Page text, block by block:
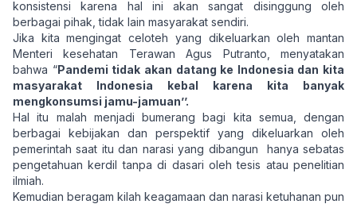
konsistensi karena hal ini akan sangat disinggung oleh
berbagai pihak, tidak lain masyarakat sendiri.
Jika kita mengingat celoteh yang dikeluarkan oleh mantan
Menteri kesehatan Terawan Agus Putranto, menyatakan
bahwa “Pandemi tidak akan datang ke Indonesia dan kita
masyarakat Indonesia kebal karena kita banyak
mengkonsumsi jamu-jamuan’’.
Hal itu malah menjadi bumerang bagi kita semua, dengan
berbagai kebijakan dan perspektif yang dikeluarkan oleh
pemerintah saat itu dan narasi yang dibangun hanya sebatas
pengetahuan kerdil tanpa di dasari oleh tesis atau penelitian
ilmiah.
Kemudian beragam kilah keagamaan dan narasi ketuhanan pun